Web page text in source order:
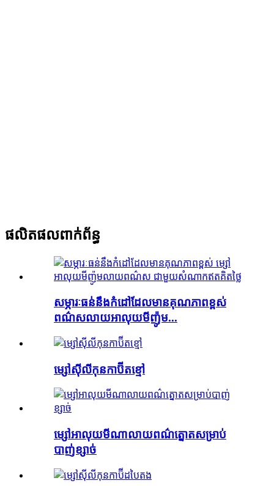
ផលិតផលពាក់ព័ន្ធ
សម្ភារៈធន់នឹងកំដៅដែលមានគុណភាពខ្ពស់
ពណ៌សលាយអាលុយមីញ៉ូម...
ម្សៅស៊ីលីកុនកាប៊ីតខ្មៅ
ម្សៅអាលុយមីណាលាយពណ៌ត្នោតសម្រាប់
បាញ់ខ្សាច់